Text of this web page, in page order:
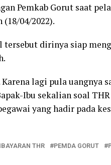
Pemkab Gorut saat
04/2022).
tersebut dirinya siap
lagi pula uangnya
Ibu sekalian soal
yang hadir pada
THR PEMDA GORUT